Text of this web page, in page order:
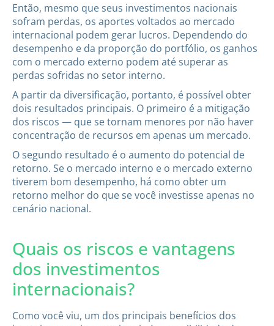
Então, mesmo que seus investimentos nacionais
sofram perdas, os aportes voltados ao mercado
internacional podem gerar lucros. Dependendo do
desempenho e da proporção do portfólio, os ganhos
com o mercado externo podem até superar as
perdas sofridas no setor interno.
A partir da diversificação, portanto, é possível obter
dois resultados principais. O primeiro é a mitigação
dos riscos — que se tornam menores por não haver
concentração de recursos em apenas um mercado.
O segundo resultado é o aumento do potencial de
retorno. Se o mercado interno e o mercado externo
tiverem bom desempenho, há como obter um
retorno melhor do que se você investisse apenas no
cenário nacional.
Quais os riscos e vantagens
dos investimentos
internacionais?
Como você viu, um dos principais benefícios dos